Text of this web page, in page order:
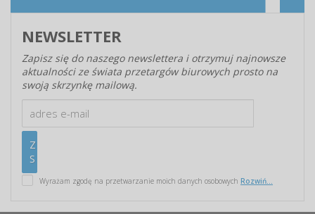
NEWSLETTER
Zapisz się do naszego newslettera i otrzymuj najnowsze
aktualności ze świata przetargów biurowych prosto na
swoją skrzynkę mailową.
Wyrażam zgodę na przetwarzanie moich danych osobowych Rozwiń...